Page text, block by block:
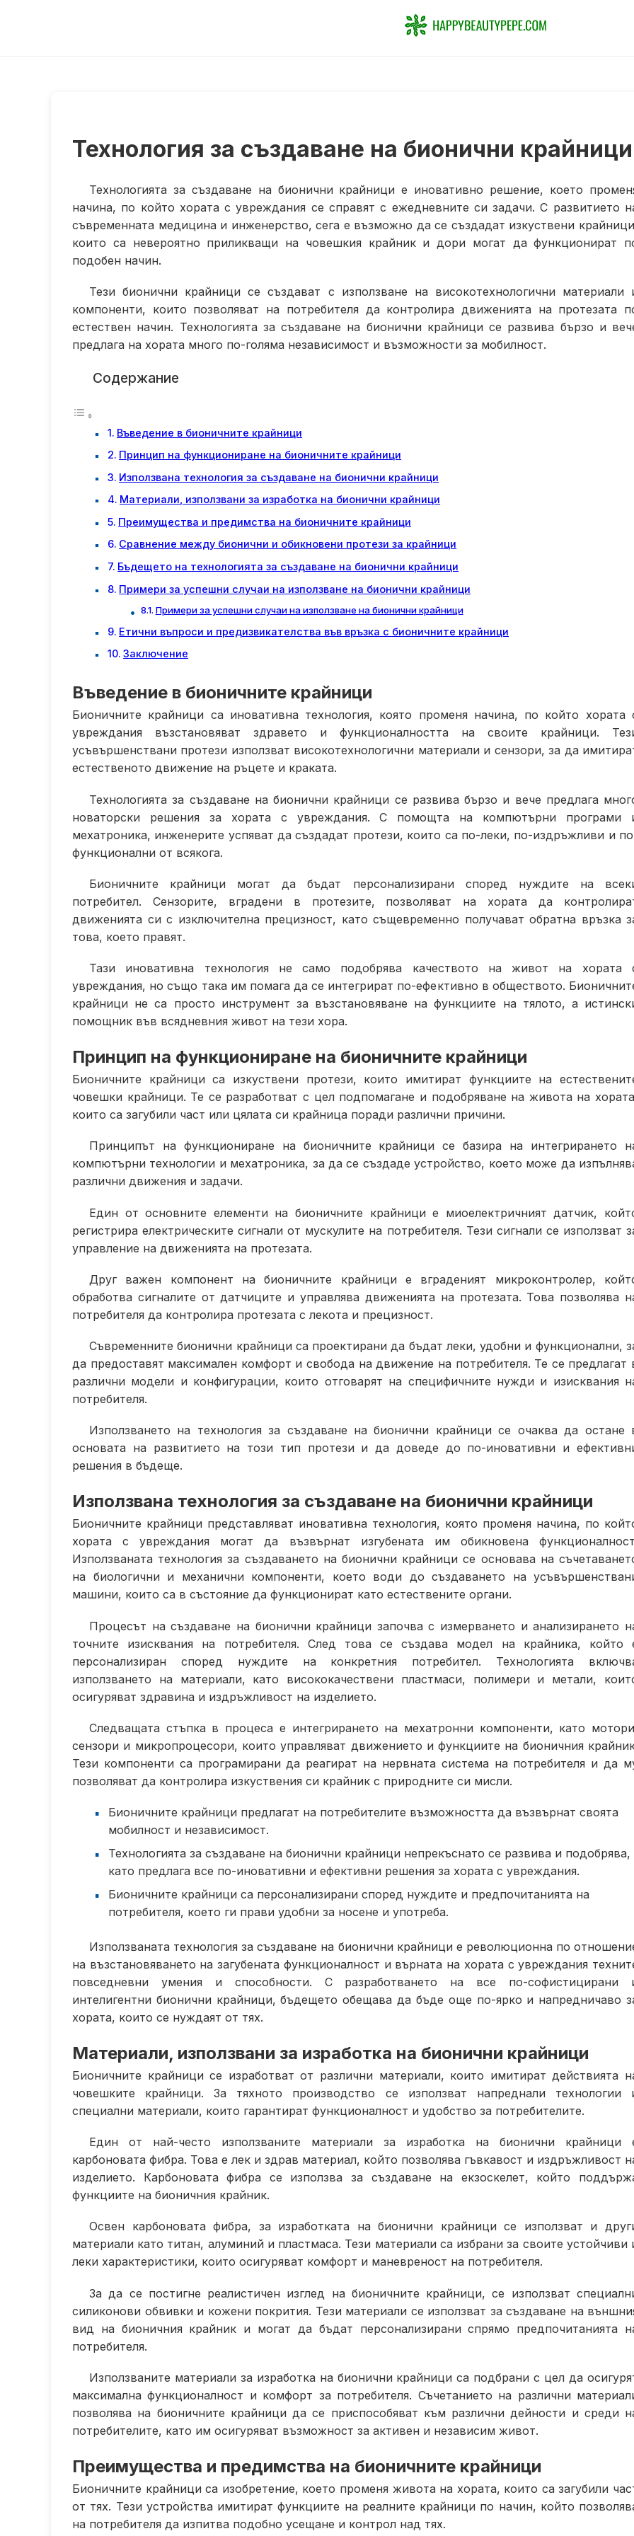
Технология за създаване на бионични крайници
Технологията за създаване на бионични крайници е иновативно решение, което
начина, по който хората с увреждания се справят с ежедневните си задачи. С развитието
съвременната медицина и инженерство, сега е възможно да се създадат изкуствени
които са невероятно приликващи на човешкия крайник и дори могат да функционират
подобен начин.
Тези бионични крайници се създават с използване на високотехнологични материали
компоненти, които позволяват на потребителя да контролира движенията на протезата
естествен начин. Технологията за създаване на бионични крайници се развива бързо и
предлага на хората много по-голяма независимост и възможности за мобилност.
Содержание
Въведение в бионичните крайници
Принцип на функциониране на бионичните крайници
Използвана технология за създаване на бионични крайници
Материали, използвани за изработка на бионични крайници
Преимущества и предимства на бионичните крайници
Сравнение между бионични и обикновени протези за крайници
Бъдещето на технологията за създаване на бионични крайници
Примери за успешни случаи на използване на бионични крайници
Примери за успешни случаи на използване на бионични крайници
Етични въпроси и предизвикателства във връзка с бионичните крайници
Заключение
Въведение в бионичните крайници
Бионичните крайници са иновативна технология, която променя начина, по който хората
увреждания възстановяват здравето и функционалността на своите крайници.
усъвършенствани протези използват високотехнологични материали и сензори, за да
естественото движение на ръцете и краката.
Технологията за създаване на бионични крайници се развива бързо и вече предлага
новаторски решения за хората с увреждания. С помощта на компютърни програми
мехатроника, инженерите успяват да създадат протези, които са по-леки, по-издръжливи и
функционални от всякога.
Бионичните крайници могат да бъдат персонализирани според нуждите на
потребител. Сензорите, вградени в протезите, позволяват на хората да
движенията си с изключителна прецизност, като същевременно получават обратна връзка
това, което правят.
Тази иновативна технология не само подобрява качеството на живот на хората
увреждания, но също така им помага да се интегрират по-ефективно в обществото.
крайници не са просто инструмент за възстановяване на функциите на тялото, а
помощник във всядневния живот на тези хора.
Принцип на функциониране на бионичните крайници
Бионичните крайници са изкуствени протези, които имитират функциите на
човешки крайници. Те се разработват с цел подпомагане и подобряване на живота на
които са загубили част или цялата си крайница поради различни причини.
Принципът на функциониране на бионичните крайници се базира на интегрирането
компютърни технологии и мехатроника, за да се създаде устройство, което може да
различни движения и задачи.
Един от основните елементи на бионичните крайници е миоелектричният датчик,
регистрира електрическите сигнали от мускулите на потребителя. Тези сигнали се използват
управление на движенията на протезата.
Друг важен компонент на бионичните крайници е вграденият микроконтролер,
обработва сигналите от датчиците и управлява движенията на протезата. Това позволява
потребителя да контролира протезата с лекота и прецизност.
Съвременните бионични крайници са проектирани да бъдат леки, удобни и функционални,
да предоставят максимален комфорт и свобода на движение на потребителя. Те се предлагат
различни модели и конфигурации, които отговарят на специфичните нужди и изисквания
потребителя.
Използването на технология за създаване на бионични крайници се очаква да остане
основата на развитието на този тип протези и да доведе до по-иновативни и
решения в бъдеще.
Използвана технология за създаване на бионични крайници
Бионичните крайници представляват иновативна технология, която променя начина, по
хората с увреждания могат да възвърнат изгубената им обикновена
Използваната технология за създаването на бионични крайници се основава на
на биологични и механични компоненти, което води до създаването на
машини, които са в състояние да функционират като естествените органи.
Процесът на създаване на бионични крайници започва с измерването и анализирането
точните изисквания на потребителя. След това се създава модел на крайника, който
персонализиран според нуждите на конкретния потребител. Технологията
използването на материали, като висококачествени пластмаси, полимери и метали,
осигуряват здравина и издръжливост на изделието.
Следващата стъпка в процеса е интегрирането на мехатронни компоненти, като
сензори и микропроцесори, които управляват движението и функциите на бионичния
Тези компоненти са програмирани да реагират на нервната система на потребителя и да
позволяват да контролира изкуствения си крайник с природните си мисли.
Бионичните крайници предлагат на потребителите възможността да възвърнат своята
мобилност и независимост.
Технологията за създаване на бионични крайници непрекъснато се развива и подобрява,
като предлага все по-иновативни и ефективни решения за хората с увреждания.
Бионичните крайници са персонализирани според нуждите и предпочитанията на
потребителя, което ги прави удобни за носене и употреба.
Използваната технология за създаване на бионични крайници е революционна по
на възстановяването на загубената функционалност и върната на хората с увреждания
повседневни умения и способности. С разработването на все по-софистицирани
интелигентни бионични крайници, бъдещето обещава да бъде още по-ярко и напредничаво
хората, които се нуждаят от тях.
Материали, използвани за изработка на бионични крайници
Бионичните крайници се изработват от различни материали, които имитират действията
човешките крайници. За тяхното производство се използват напреднали технологии
специални материали, които гарантират функционалност и удобство за потребителите.
Един от най-често използваните материали за изработка на бионични крайници
карбоновата фибра. Това е лек и здрав материал, който позволява гъвкавост и издръжливост
изделието. Карбоновата фибра се използва за създаване на екзоскелет, който
функциите на бионичния крайник.
Освен карбоновата фибра, за изработката на бионични крайници се използват и
материали като титан, алуминий и пластмаса. Тези материали са избрани за своите устойчиви
леки характеристики, които осигуряват комфорт и маневреност на потребителя.
За да се постигне реалистичен изглед на бионичните крайници, се използват
силиконови обвивки и кожени покрития. Тези материали се използват за създаване на
вид на бионичния крайник и могат да бъдат персонализирани спрямо предпочитанията
потребителя.
Използваните материали за изработка на бионични крайници са подбрани с цел да
максимална функционалност и комфорт за потребителя. Съчетанието на различни
позволява на бионичните крайници да се приспособяват към различни дейности и среди
потребителите, като им осигуряват възможност за активен и независим живот.
Преимущества и предимства на бионичните крайници
Бионичните крайници са изобретение, което променя живота на хората, които са загубили
от тях. Тези устройства имитират функциите на реалните крайници по начин, който
на потребителя да изпитва подобно усещане и контрол над тях.